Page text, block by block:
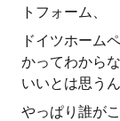
トフォーム、
ドイツホーム
かってわから
いいとは思う
やっぱり誰が